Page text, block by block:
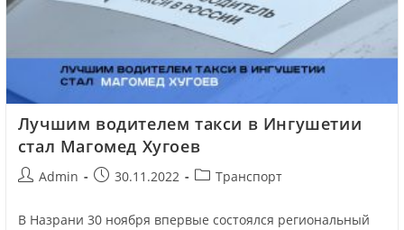
Лучшим водителем такси в Ингушетии
стал Магомед Хугоев
Admin 30.11.2022 Транспорт
В Назрани 30 ноября впервые состоялся региональный